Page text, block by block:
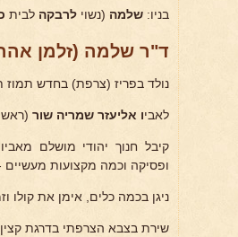
בניו: שלמה (נשוי לרבקה לבית
ד"ר שלמה (זלמן
נולד בפריז (צרפת) בחדש תמוז
לאביו אליעזר שמריה שור (ראש
קיבל חנוך יהודי מושלם
ופסיקה וכמה מקצועות מעשיים
ניגן בכמה כלים, אימן את קולו
שירת בצבא הצרפתי בדרגת קצין.